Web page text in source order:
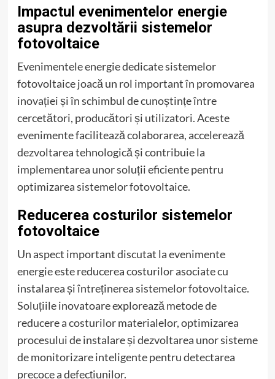
Impactul evenimentelor energie
asupra dezvoltării sistemelor
fotovoltaice
Evenimentele energie dedicate sistemelor
fotovoltaice joacă un rol important în promovarea
inovației și în schimbul de cunoștințe între
cercetători, producători și utilizatori. Aceste
evenimente facilitează colaborarea, accelerează
dezvoltarea tehnologică și contribuie la
implementarea unor soluții eficiente pentru
optimizarea sistemelor fotovoltaice.
Reducerea costurilor sistemelor
fotovoltaice
Un aspect important discutat la evenimente
energie este reducerea costurilor asociate cu
instalarea și întreținerea sistemelor fotovoltaice.
Soluțiile inovatoare explorează metode de
reducere a costurilor materialelor, optimizarea
procesului de instalare și dezvoltarea unor sisteme
de monitorizare inteligente pentru detectarea
precoce a defecțiunilor.